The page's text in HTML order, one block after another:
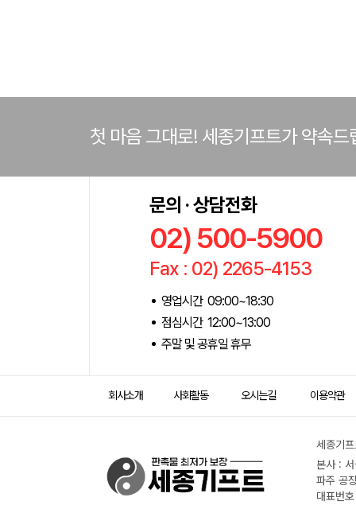
첫 마음 그대로! 세종기프트가 약속드
문의 · 상담전화
02) 500-5900
Fax : 02) 2265-4153
영업시간 09:00~18:30
점심시간 12:00~13:00
주말 및 공휴일 휴무
회사소개 사회활동 오시는길 이용약관
세종기
본사 :
파주 공
대표번